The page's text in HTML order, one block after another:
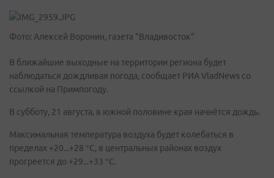
Фото: Алексей Воронин, газета "Владивосток"
В ближайшие выходные на территории региона будет
наблюдаться дождливая погода, сообщает РИА VladNews со
ссылкой на Примпогоду.
В субботу, 21 августа, в южной половине края начнётся дождь.
Максимальная температура воздуха будет колебаться в
пределах +20...+28 °С, в центральных районах воздух
прогреется до +29...+33 °С.